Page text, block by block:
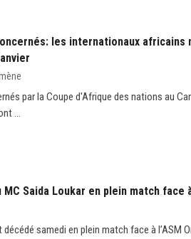
les internationaux africains
par la Coupe d'Afrique des nations au
...
Saida Loukar en plein match face
samedi en plein match face à l’ASM